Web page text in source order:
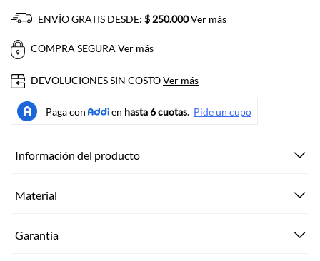
ENVÍO GRATIS DESDE: $ 250.000Ver más
COMPRA SEGURA Ver más
DEVOLUCIONES SIN COSTOVer más
Información del producto
Material
Garantía